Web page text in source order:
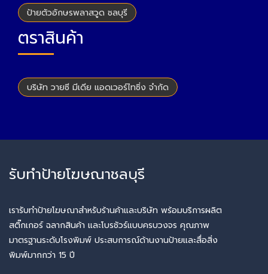
ป้ายตัวอักษรพลาสวูด ชลบุรี
ตราสินค้า
บริษัท วายซี มีเดีย แอดเวอร์ไทซิ่ง จำกัด
รับทำป้ายโฆษณาชลบุรี
เรารับทำป้ายโฆษณาสำหรับร้านค้าและบริษัท พร้อมบริการผลิต
สติ๊กเกอร์ ฉลากสินค้า และโบรชัวร์แบบครบวงจร คุณภาพ
มาตรฐานระดับโรงพิมพ์ ประสบการณ์ด้านงานป้ายและสื่อสิ่ง
พิมพ์มากกว่า 15 ปี